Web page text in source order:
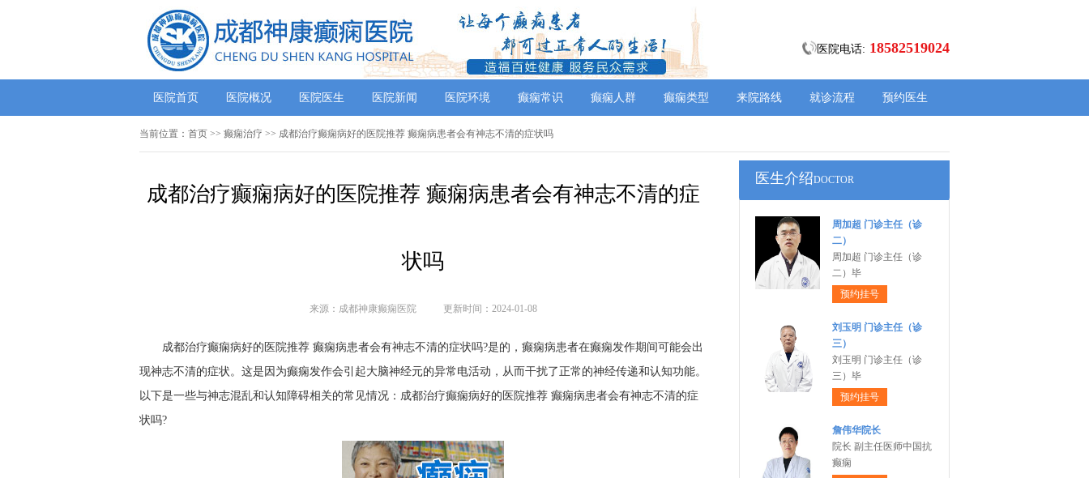
医院电话: 18582519024
医院首页 医院概况 医院医生 医院新闻 医院环境 癫痫常识 癫痫人群 癫痫类型 来院路线 就诊流程 预约医生
当前位置： 首页 >> 癫痫治疗 >> 成都治疗癫痫病好的医院推荐 癫痫病患者会有神志不清的症状吗
成都治疗癫痫病好的医院推荐 癫痫病患者会有神志不清的症
状吗
来源：成都神康癫痫医院 更新时间：2024-01-08
成都治疗癫痫病好的医院推荐 癫痫病患者会有神志不清的症状吗?是的，癫痫病患者在癫痫发作期间可能会出
现神志不清的症状。这是因为癫痫发作会引起大脑神经元的异常电活动，从而干扰了正常的神经传递和认知功能。
以下是一些与神志混乱和认知障碍相关的常见情况：成都治疗癫痫病好的医院推荐 癫痫病患者会有神志不清的症
状吗?
医生介绍DOCTOR
周加超 门诊主任（诊
二）
周加超 门诊主任（诊
二）毕
预约挂号
刘玉明 门诊主任（诊
三）
刘玉明 门诊主任（诊
三）毕
预约挂号
詹伟华院长
院长 副主任医师中国抗
癫痫